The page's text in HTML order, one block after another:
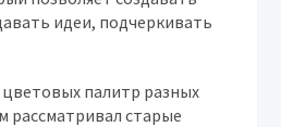
идеи, подчеркивать
цветовых палитр разных
рассматривал старые